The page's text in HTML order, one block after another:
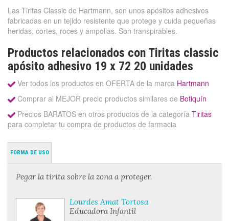
Las Tiritas Classic de Hartmann, son unos apósitos adhesivos
fabricadas en un tejido resistente que protege y cuida pequeñas
heridas, cortes, roces y ampollas. Son transpirables.
Productos relacionados con Tiritas classic
apósito adhesivo 19 x 72 20 unidades
Ver todos los productos en OFERTA de la marca Hartmann
Comprar al MEJOR precio productos similares de Botiquín
Precios BARATOS en otros productos de la categoría Tiritas
para completar tu compra de productos de farmacia
FORMA DE USO
Pegar la tirita sobre la zona a proteger.
Lourdes Amat Tortosa
Educadora Infantil